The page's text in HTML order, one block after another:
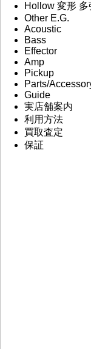
Hollow 変形 多
Other E.G.
Acoustic
Bass
Effector
Amp
Pickup
Parts/
Guide
実店舗案内
利用方法
買取査定
保証